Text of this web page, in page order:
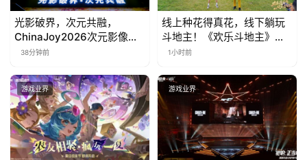
中
文
中
国
)
光影破界，次元共融，
ChinaJoy2026次元影像生
态标准化发展大会盛大召开
38分钟前
线上种花得真花，线下躺玩
斗地主！《欢乐斗地主》欢
乐中国行·云南站精彩盘点
1小时前
游戏业界 游戏业界